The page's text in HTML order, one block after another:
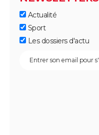
Actualité
Sport
Les dossiers d'actu